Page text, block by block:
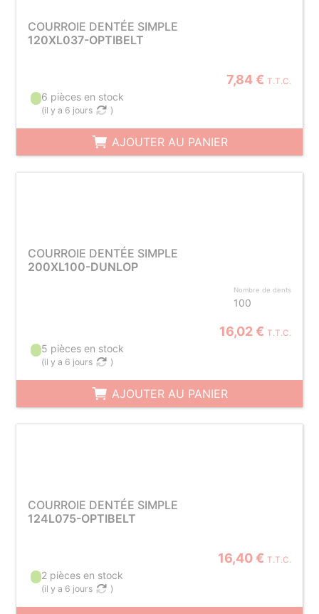
COURROIE DENTÉE SIMPLE
120XL037-OPTIBELT
7,84 € T.T.C.
6 pièces en stock
(il y a 6 jours )
AJOUTER AU PANIER
COURROIE DENTÉE SIMPLE
200XL100-DUNLOP
Nombre de dents
100
16,02 € T.T.C.
5 pièces en stock
(il y a 6 jours )
AJOUTER AU PANIER
COURROIE DENTÉE SIMPLE
124L075-OPTIBELT
16,40 € T.T.C.
2 pièces en stock
(il y a 6 jours )